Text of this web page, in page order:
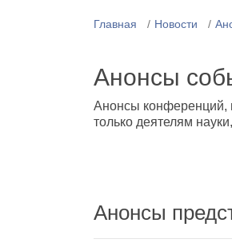
Главная Новости
Анонсы
Анонсы конференций,
только деятелям
Анонсы